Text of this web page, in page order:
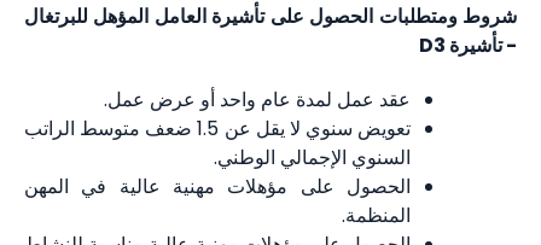
شروط ومتطلبات الحصول على تأشيرة العامل المؤهل للبرتغال
- تأشيرة D3
عقد عمل لمدة عام واحد أو عرض عمل.
تعويض سنوي لا يقل عن 1.5 ضعف متوسط الراتب
السنوي الإجمالي الوطني.
الحصول على مؤهلات مهنية عالية في المهن
المنظمة.